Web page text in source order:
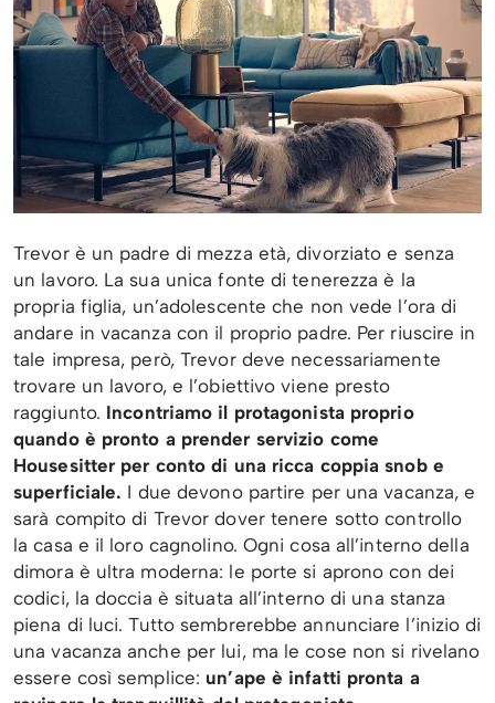
Trevor è un padre di mezza età, divorziato e senza
un lavoro. La sua unica fonte di tenerezza è la
propria figlia, un’adolescente che non vede l’ora di
andare in vacanza con il proprio padre. Per riuscire in
tale impresa, però, Trevor deve necessariamente
trovare un lavoro, e l’obiettivo viene presto
raggiunto. Incontriamo il protagonista proprio
quando è pronto a prender servizio come
Housesitter per conto di una ricca coppia snob e
superficiale. I due devono partire per una vacanza, e
sarà compito di Trevor dover tenere sotto controllo
la casa e il loro cagnolino. Ogni cosa all’interno della
dimora è ultra moderna: le porte si aprono con dei
codici, la doccia è situata all’interno di una stanza
piena di luci. Tutto sembrerebbe annunciare l’inizio di
una vacanza anche per lui, ma le cose non si rivelano
essere così semplice: un’ape è infatti pronta a